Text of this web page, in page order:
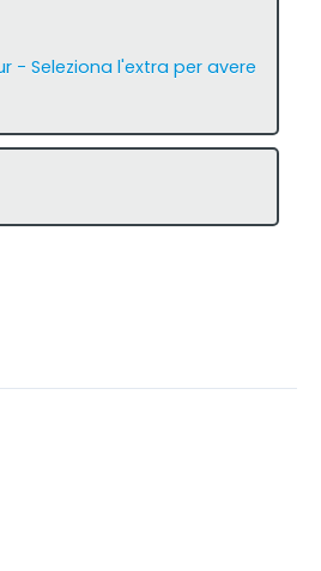
Seleziona l'extra per avere